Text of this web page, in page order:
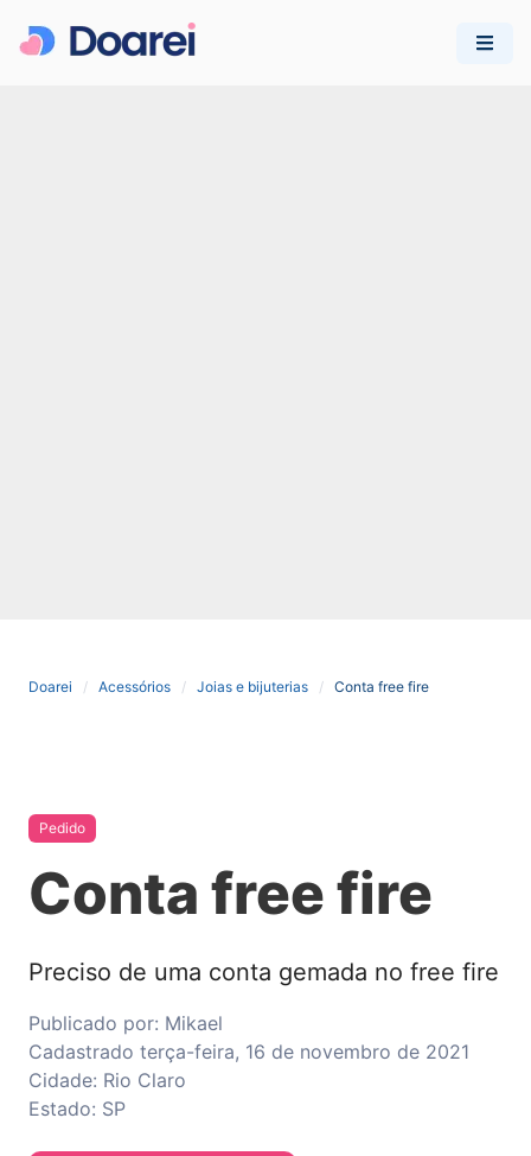
Doarei Acessórios Joias e bijuterias Conta free fire
Pedido
Conta free fire
Preciso de uma conta gemada no free fire
Publicado por: Mikael
Cadastrado terça-feira, 16 de novembro de 2021
Cidade: Rio Claro
Estado: SP